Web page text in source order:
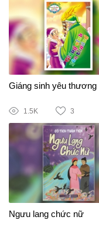
Giáng sinh yêu thương
1.5K 3
Ngưu lang chức nữ